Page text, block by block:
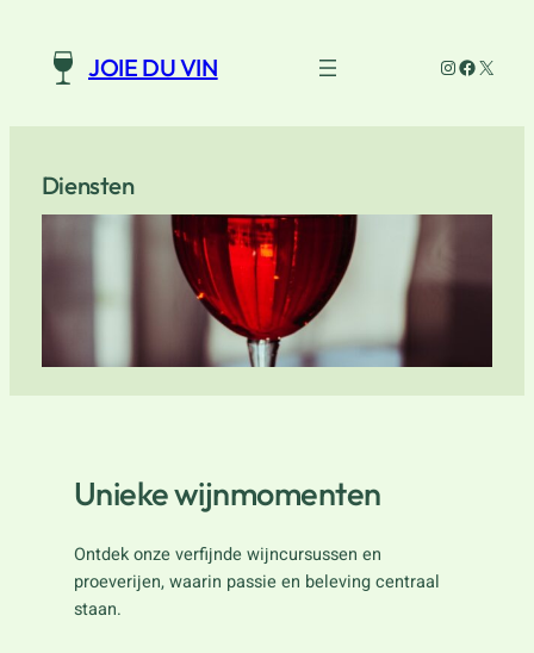
JOIE DU VIN Instagram
X
Diensten
Unieke wijnmomenten
Ontdek onze verfijnde wijncursussen en
proeverijen, waarin passie en beleving centraal
staan.